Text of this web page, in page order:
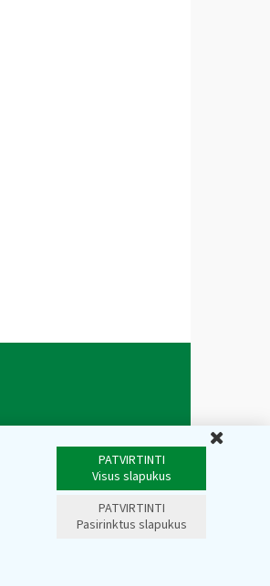
PATVIRTINTI
Visus slapukus
PATVIRTINTI
Pasirinktus slapukus